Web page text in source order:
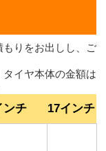
りをお出しし、ご
イヤ本体の金額は
ンチ 17インチ